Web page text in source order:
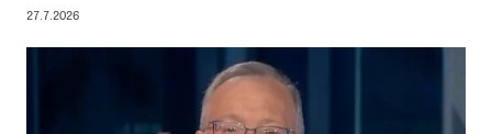
27.7.2026